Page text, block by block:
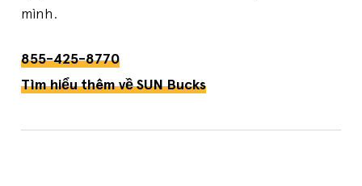
mình.
855-425-8770
Tìm hiểu thêm về SUN Bucks